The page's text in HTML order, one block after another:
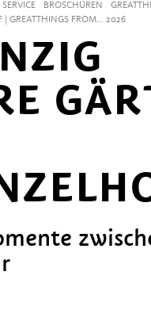
BROSCHÜREN
| GREATTHINGS FROM... 2026